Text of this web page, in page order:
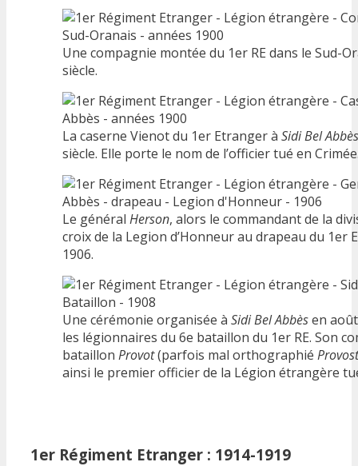
Une compagnie montée du 1er RE dans le Sud-
siècle.
La caserne Vienot du 1er Etranger à Sidi Bel Abbès
siècle. Elle porte le nom de l’officier tué en
Le général Herson, alors le commandant de la
croix de la Legion d’Honneur au drapeau du 1er
1906.
Une cérémonie organisée à Sidi Bel Abbèsen
les légionnaires du 6e bataillon du 1er RE. Son
bataillon Provot(parfois mal orthographié Provost
ainsi le premier officier de la Légion étrangère
1er Régiment Etranger : 1914-1919